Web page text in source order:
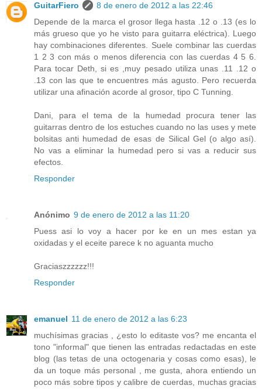
GuitarFiero
8 de enero de 2012 a las 22:46
Depende de la marca el grosor llega hasta .12 o .13 (es lo
más grueso que yo he visto para guitarra eléctrica). Luego
hay combinaciones diferentes. Suele combinar las cuerdas
1 2 3 con más o menos diferencia con las cuerdas 4 5 6.
Para tocar Deth, si es ,muy pesado utiliza unas .11 .12 o
.13 con las que te encuentres más agusto. Pero recuerda
utilizar una afinación acorde al grosor, tipo C Tunning.
Dani, para el tema de la humedad procura tener las
guitarras dentro de los estuches cuando no las uses y mete
bolsitas anti humedad de esas de Silical Gel (o algo así).
No vas a eliminar la humedad pero si vas a reducir sus
efectos.
Responder
Anónimo 9 de enero de 2012 a las 11:20
Puess asi lo voy a hacer por ke en un mes estan ya
oxidadas y el eceite parece k no aguanta mucho
Graciaszzzzzz!!!
Responder
emanuel 11 de enero de 2012 a las 6:23
muchísimas gracias , ¿esto lo editaste vos? me encanta el
tono "informal" que tienen las entradas redactadas en este
blog (las tetas de una octogenaria y cosas como esas), le
da un toque más personal , me gusta, ahora entiendo un
poco más sobre tipos y calibre de cuerdas, muchas gracias